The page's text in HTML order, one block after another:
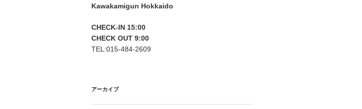
Kawakamigun Hokkaido
CHECK-IN 15:00
CHECK OUT 9:00
TEL:015-484-2609
アーカイブ